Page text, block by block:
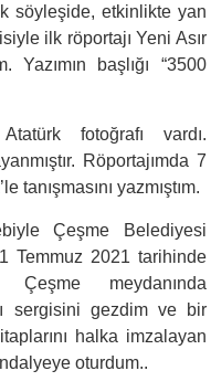
söyleşide, etkinlikte yan
ilk röportajı Yeni Asır
başlığı “3500
fotoğrafı vardı.
Röportajımda 7
tanışmasını yazmıştım.
Çeşme Belediyesi
Temmuz 2021 tarihinde
meydanında
sergisini gezdim ve bir
halka imzalayan
oturdum..